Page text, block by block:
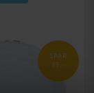
SPAR
85,-